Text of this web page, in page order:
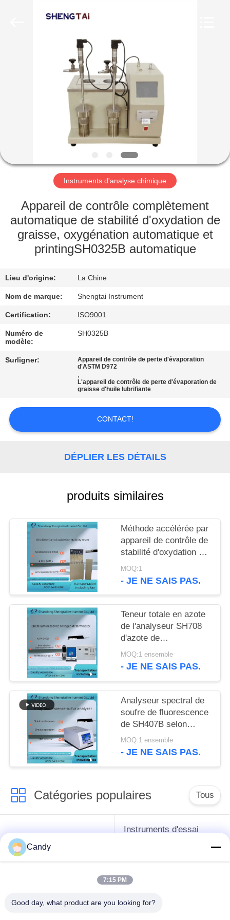
PRODUITS
DE
NOUS
VISITE
D'USINE
CONTRÔLE
QUALITÉ
CONTACTEZ-
NOUS
DEMANDEZ
PLAN
POLICY
Instruments d'analyse chimique
Appareil de contrôle complètement
automatique de stabilité d'oxydation de
graisse, oxygénation automatique et
printingSH0325B automatique
Lieu d'origine: La Chine
Nom de marque: Shengtai Instrument
Certification: ISO9001
Numéro de
modèle:
SH0325B
Surligner:
Appareil de contrôle de perte d'évaporation
d'ASTM D972
,
L'appareil de contrôle de perte d'évaporation de
graisse d'huile lubrifiante
CONTACT!
DÉPLIER LES DÉTAILS
produits similaires
Méthode accélérée par
appareil de contrôle de
stabilité d'oxydation de
fioul de distillat d'ASTM
D2274
MOQ:1
- JE NE SAIS PAS.
Teneur totale en azote
de l'analyseur SH708
d'azote de
chimiluminescence
MOQ:1 ensemble
- JE NE SAIS PAS.
Analyseur spectral de
soufre de fluorescence
de SH407B selon
ASTM D4294 et GB/T
11140-1989
MOQ:1 ensemble
- JE NE SAIS PAS.
Catégories populaires Tous
instruments de essai
de pétrole
Instruments d'essai
graisse
Équipement d'essai
d'huile de
Candy
7:15 PM
Good day, what product are you looking for?